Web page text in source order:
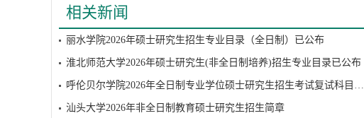
相关新闻
丽水学院2026年硕士研究生招生专业目录（全日制）已公布
淮北师范大学2026年硕士研究生(非全日制培养)招生专业目录已公布
呼伦贝尔学院2026年全日制专业学位硕士研究生招生考试复试科目、同等学力加试科目...
汕头大学2026年非全日制教育硕士研究生招生简章